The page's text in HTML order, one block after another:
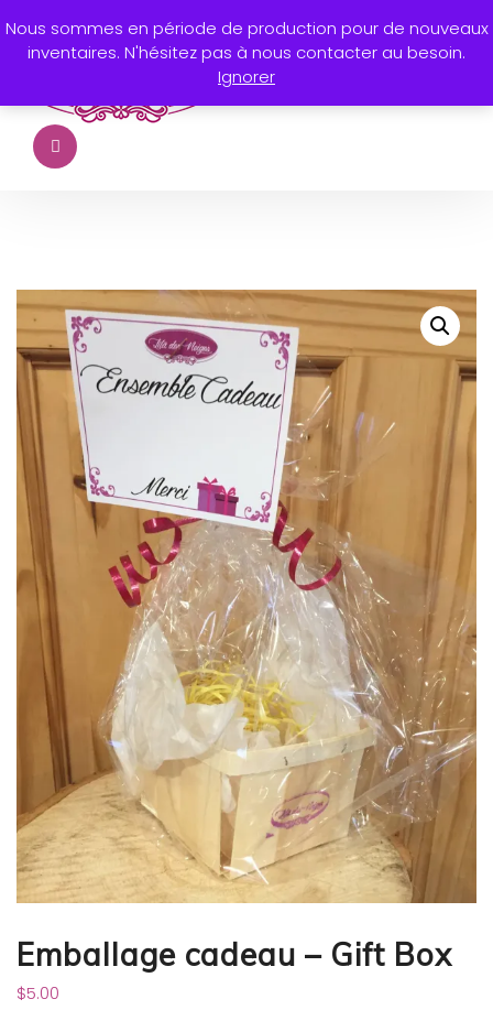
Emballage cadeau – Gift Box
$5.00
Nous sommes en période de production pour de nouveaux
inventaires. N'hésitez pas à nous contacter au besoin.
Ignorer